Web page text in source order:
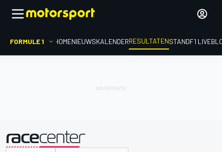
FORMULE 1 HOMENIEUWSKALENDERRESULTATENSTANDF1